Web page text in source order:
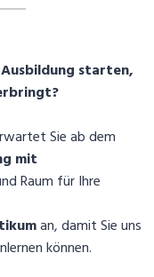
starten,
Sie ab dem
mit
Raum für Ihre
an, damit Sie uns
können.